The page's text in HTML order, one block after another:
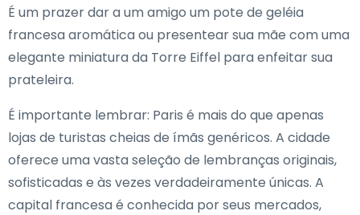
É um prazer dar a um amigo um pote de geléia
francesa aromática ou presentear sua mãe com uma
elegante miniatura da Torre Eiffel para enfeitar sua
prateleira.
É importante lembrar: Paris é mais do que apenas
lojas de turistas cheias de ímãs genéricos. A cidade
oferece uma vasta seleção de lembranças originais,
sofisticadas e às vezes verdadeiramente únicas. A
capital francesa é conhecida por seus mercados,